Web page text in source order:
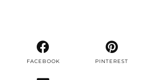
FACEBOOK PINTEREST